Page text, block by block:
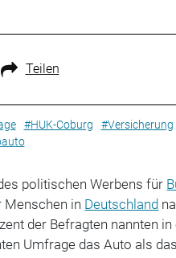
Teilen
#HUK-Coburg #Versicherung
politischen Werbens für
Menschen in Deutschland
der Befragten nannten
Umfrage das Auto als